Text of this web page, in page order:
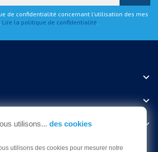
de confidentialité concernant l'utilisation des mes
Lire la politique de confidentialité



utilisons... des cookies
utilisons des cookies pour mesurer notre